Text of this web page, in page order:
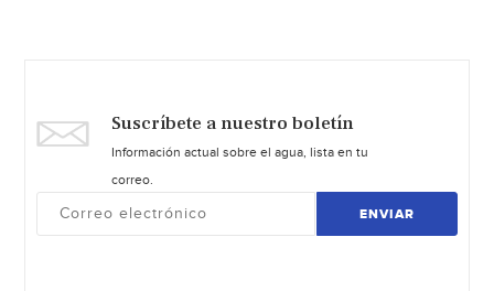
Suscríbete a nuestro boletín
Información actual sobre el agua, lista en tu
correo.
ENVIAR